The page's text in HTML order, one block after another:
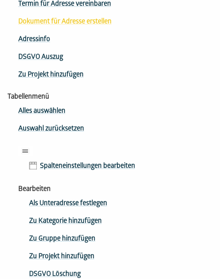
Termin für Adresse vereinbaren
Dokument für Adresse erstellen
Adressinfo
DSGVO Auszug
Zu Projekt hinzufügen
Tabellenmenü
Alles auswählen
Auswahl zurücksetzen
Spalteneinstellungen bearbeiten
Bearbeiten
Als Unteradresse festlegen
Zu Kategorie hinzufügen
Zu Gruppe hinzufügen
Zu Projekt hinzufügen
DSGVO Löschung